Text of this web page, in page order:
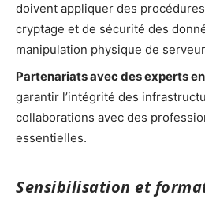
doivent appliquer des
cryptage et de sécurité des
manipulation physique de
Partenariats avec des experts
garantir l’intégrité des
collaborations avec des
essentielles.
Sensibilisation et